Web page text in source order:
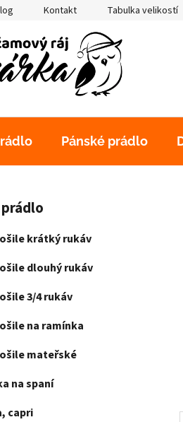
Kontakt Tabulka velikostí
Pánské prádlo
krátký rukáv
dlouhý rukáv
3/4 rukáv
na ramínka
mateřské
na spaní
capri